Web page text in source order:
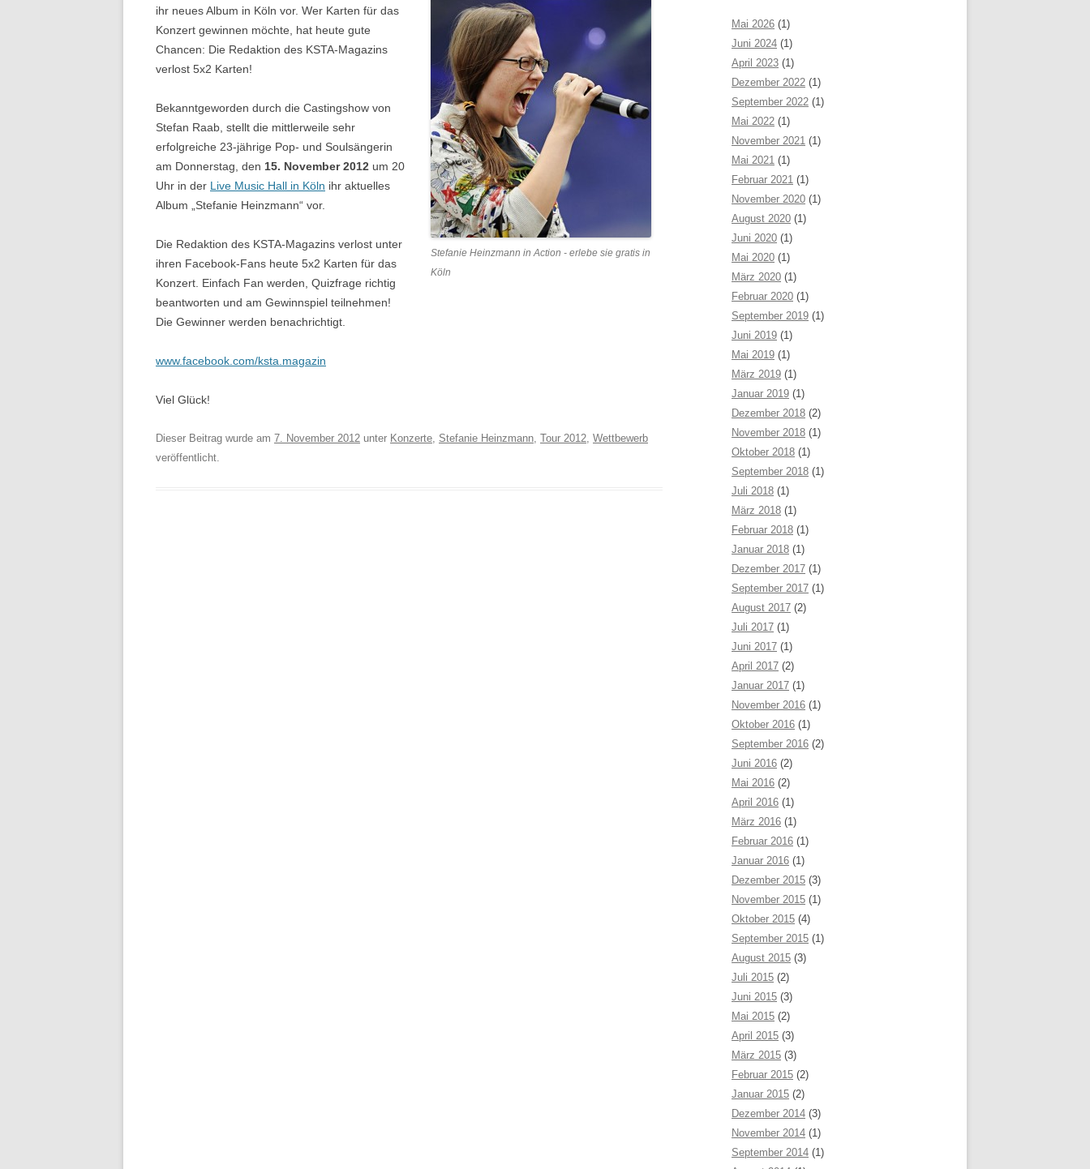
Stefanie Heinzmann in Action - erlebe sie gratis in
Köln
ihr neues Album in Köln vor. Wer Karten für das
Konzert gewinnen möchte, hat heute gute
Chancen: Die Redaktion des KSTA-Magazins
verlost 5x2 Karten!
Bekanntgeworden durch die Castingshow von
Stefan Raab, stellt die mittlerweile sehr
erfolgreiche 23-jährige Pop- und Soulsängerin
am Donnerstag, den 15. November 2012 um 20
Uhr in der Live Music Hall in Köln ihr aktuelles
Album „Stefanie Heinzmann“ vor.
Die Redaktion des KSTA-Magazins verlost unter
ihren Facebook-Fans heute 5x2 Karten für das
Konzert. Einfach Fan werden, Quizfrage richtig
beantworten und am Gewinnspiel teilnehmen!
Die Gewinner werden benachrichtigt.
www.facebook.com/ksta.magazin
Viel Glück!
Dieser Beitrag wurde am 7. November 2012 unter Konzerte, Stefanie Heinzmann, Tour 2012, Wettbewerb
veröffentlicht.
Mai 2026 (1)
Juni 2024 (1)
April 2023 (1)
Dezember 2022 (1)
September 2022 (1)
Mai 2022 (1)
November 2021 (1)
Mai 2021 (1)
Februar 2021 (1)
November 2020 (1)
August 2020 (1)
Juni 2020 (1)
Mai 2020 (1)
März 2020 (1)
Februar 2020 (1)
September 2019 (1)
Juni 2019 (1)
Mai 2019 (1)
März 2019 (1)
Januar 2019 (1)
Dezember 2018 (2)
November 2018 (1)
Oktober 2018 (1)
September 2018 (1)
Juli 2018 (1)
März 2018 (1)
Februar 2018 (1)
Januar 2018 (1)
Dezember 2017 (1)
September 2017 (1)
August 2017 (2)
Juli 2017 (1)
Juni 2017 (1)
April 2017 (2)
Januar 2017 (1)
November 2016 (1)
Oktober 2016 (1)
September 2016 (2)
Juni 2016 (2)
Mai 2016 (2)
April 2016 (1)
März 2016 (1)
Februar 2016 (1)
Januar 2016 (1)
Dezember 2015 (3)
November 2015 (1)
Oktober 2015 (4)
September 2015 (1)
August 2015 (3)
Juli 2015 (2)
Juni 2015 (3)
Mai 2015 (2)
April 2015 (3)
März 2015 (3)
Februar 2015 (2)
Januar 2015 (2)
Dezember 2014 (3)
November 2014 (1)
September 2014 (1)